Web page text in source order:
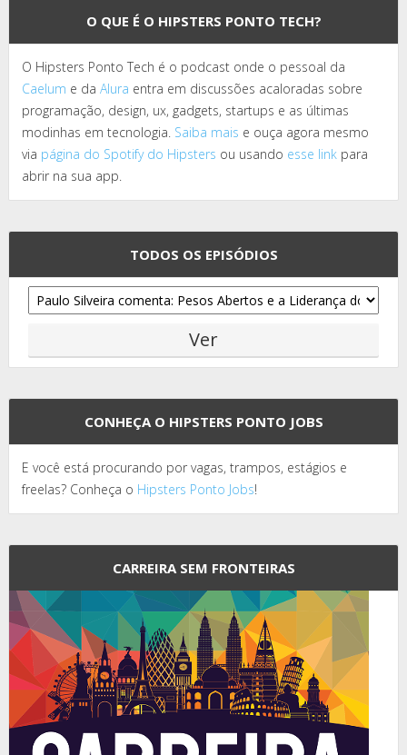
O QUE É O HIPSTERS PONTO TECH?
O Hipsters Ponto Tech é o podcast onde o pessoal da
Caelum e da Alura entra em discussões acaloradas sobre
programação, design, ux, gadgets, startups e as últimas
modinhas em tecnologia. Saiba mais e ouça agora mesmo
via página do Spotify do Hipsters ou usando esse link para
abrir na sua app.
TODOS OS EPISÓDIOS
CONHEÇA O HIPSTERS PONTO JOBS
E você está procurando por vagas, trampos, estágios e
freelas? Conheça o Hipsters Ponto Jobs!
CARREIRA SEM FRONTEIRAS